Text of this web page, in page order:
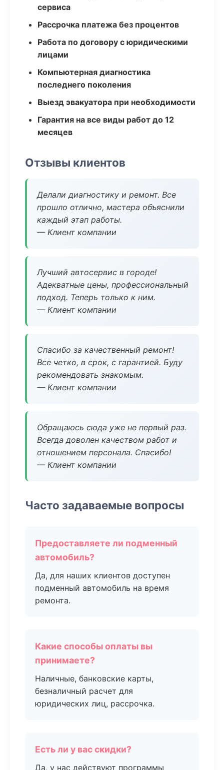
сервиса
Рассрочка платежа без процентов
Работа по договору с юридическими
лицами
Компьютерная диагностика
последнего поколения
Выезд эвакуатора при необходимости
Гарантия на все виды работ до 12
месяцев
Отзывы клиентов
Делали диагностику и ремонт. Все
прошло отлично, мастера объяснили
каждый этап работы.
— Клиент компании
Лучший автосервис в городе!
Адекватные цены, профессиональный
подход. Теперь только к ним.
— Клиент компании
Спасибо за качественный ремонт!
Все четко, в срок, с гарантией. Буду
рекомендовать знакомым.
— Клиент компании
Обращаюсь сюда уже не первый раз.
Всегда доволен качеством работ и
отношением персонала. Спасибо!
— Клиент компании
Часто задаваемые вопросы
Предоставляете ли подменный
автомобиль?
Да, для наших клиентов доступен
подменный автомобиль на время
ремонта.
Какие способы оплаты вы
принимаете?
Наличные, банковские карты,
безналичный расчет для
юридических лиц, рассрочка.
Есть ли у вас скидки?
Да, у нас действуют программы